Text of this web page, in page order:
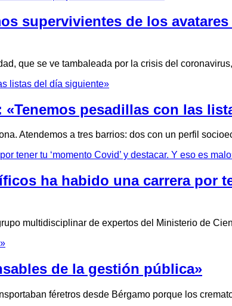
supervivientes de los
que se ve tambaleada por la crisis del
pesadillas con las
Atendemos a tres barrios: dos con un perfil
ha habido una carrera por
multidisciplinar de expertos del Ministerio de
de la gestión pública»
féretros desde Bérgamo porque los